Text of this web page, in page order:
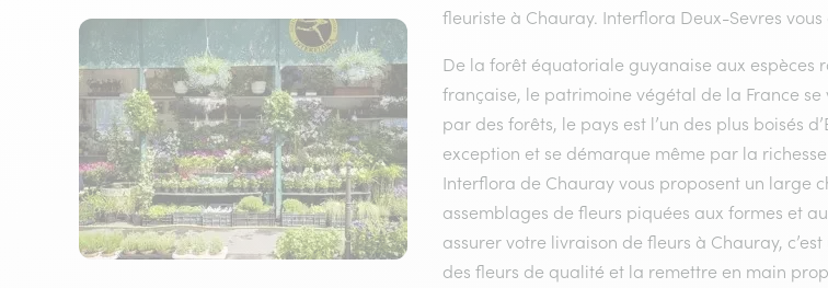
fleuriste à Chauray. Interflora Deux-Sevres
De la forêt équatoriale guyanaise aux espèces
française, le patrimoine végétal de la France se
par des forêts, le pays est l’un des plus boisés
exception et se démarque même par la
Interflora de Chauray vous proposent un large
assemblages de fleurs piquées aux formes et
assurer votre livraison de fleurs à Chauray,
des fleurs de qualité et la remettre en main